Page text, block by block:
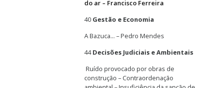
do ar – Francisco Ferreira
40 Gestão e Economia
A Bazuca... – Pedro Mendes
44Decisões Judiciais e Ambientais
Ruído provocado por obras de
construção – Contraordenação